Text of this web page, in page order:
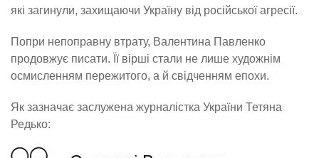
які загинули, захищаючи Україну від російської агресії.
Попри непоправну втрату, Валентина Павленко
продовжує писати. Її вірші стали не лише художнім
осмисленням пережитого, а й свідченням епохи.
Як зазначає заслужена журналістка України Тетяна
Редько: